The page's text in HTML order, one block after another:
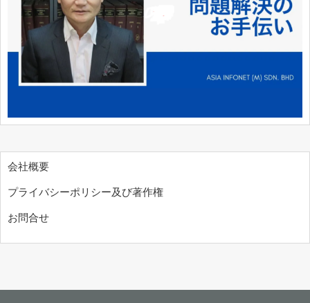
会社概要
プライバシーポリシー及び著作権
お問合せ